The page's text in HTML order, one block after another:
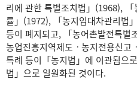
리에 관한 특별조치법」(1968),
률」(1972), 「농지임대차관리법
등이 폐지되고, 「농어촌발전특별
농업진흥지역제도ㆍ농지전용신고
특례 등이「농지법」에 이관됨으
법」으로 일원화된 것이다.